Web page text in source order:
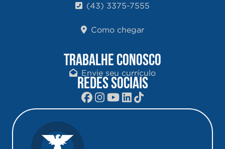
(43) 3375-7555
Como chegar
TRABALHE CONOSCO
Envie seu currículo
REDES SOCIAIS